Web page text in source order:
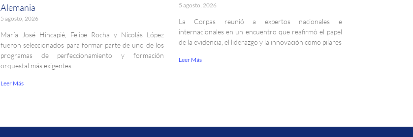
Alemania
5 agosto, 2026
María José Hincapié, Felipe Rocha y Nicolás López
fueron seleccionados para formar parte de uno de los
programas de perfeccionamiento y formación
orquestal más exigentes
Leer Más
5 agosto, 2026
La Corpas reunió a expertos nacionales e
internacionales en un encuentro que reafirmó el papel
de la evidencia, el liderazgo y la innovación como pilares
Leer Más